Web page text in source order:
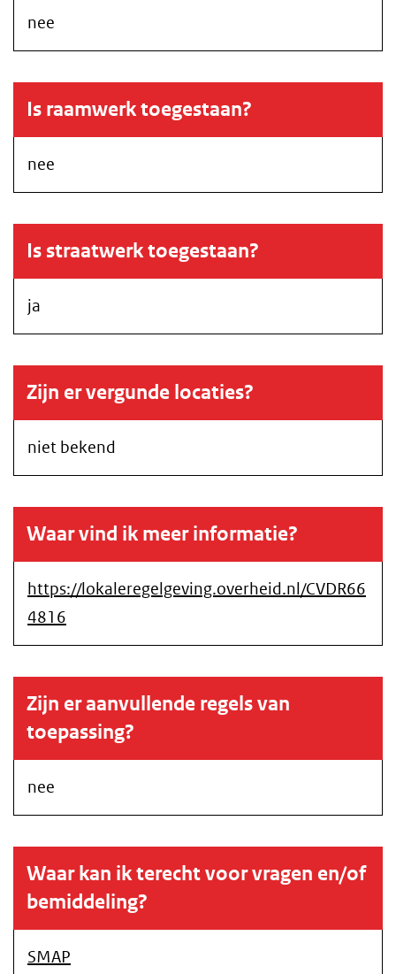
nee
Is raamwerk toegestaan?
nee
Is straatwerk toegestaan?
ja
Zijn er vergunde locaties?
niet bekend
Waar vind ik meer informatie?
https://lokaleregelgeving.overheid.nl/CVDR66
4816
Zijn er aanvullende regels van
toepassing?
nee
Waar kan ik terecht voor vragen en/of
bemiddeling?
SMAP